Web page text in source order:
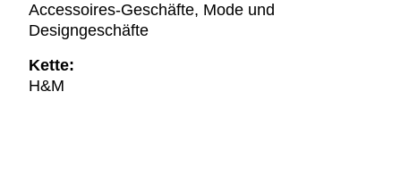
Accessoires-Geschäfte, Mode und
Designgeschäfte
Kette:
H&M